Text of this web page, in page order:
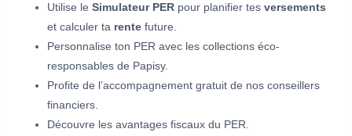
Utilise le Simulateur PER pour planifier tes versements
et calculer ta rente future.
Personnalise ton PER avec les collections éco-
responsables de Papisy.
Profite de l’accompagnement gratuit de nos conseillers
financiers.
Découvre les avantages fiscaux du PER.